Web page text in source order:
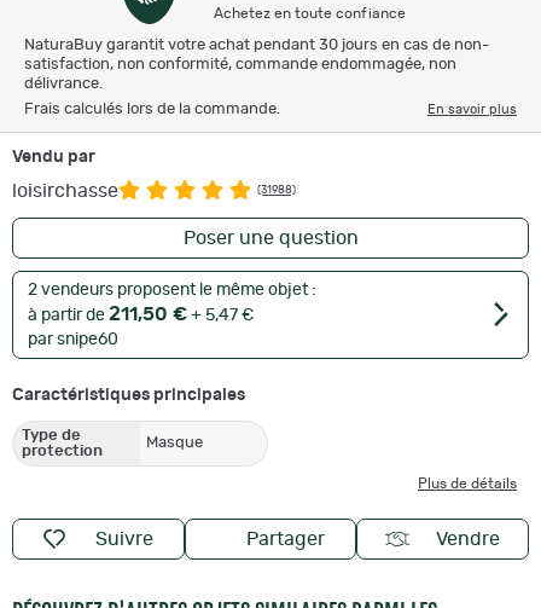
Achetez en toute confiance
NaturaBuy garantit votre achat pendant 30 jours en cas de non-
satisfaction, non conformité, commande endommagée, non
délivrance.
Frais calculés lors de la commande.
En savoir plus
Vendu par
loisirchasse (31988)
Poser une question
2 vendeurs proposent le même objet :
à partir de 211,50 € + 5,47 €
par snipe60
Caractéristiques principales
Type de
protection
Masque
Plus de détails
Suivre Partager Vendre